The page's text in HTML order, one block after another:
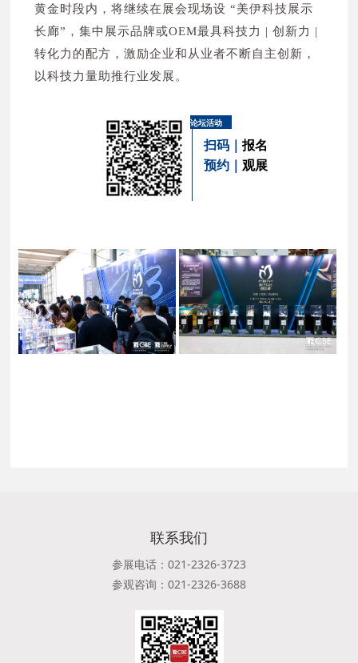
黄金时段内，将继续在展会现场设 “美伊科技展示
长廊”，集中展示品牌或OEM最具科技力 | 创新力 |
转化力的配方，激励企业和从业者不断自主创新，
以科技力量助推行业发展。
论坛活动
扫码｜ 报名
预约｜ 观展
联系我们
参展电话：021-2326-3723
参观咨询：021-2326-3688